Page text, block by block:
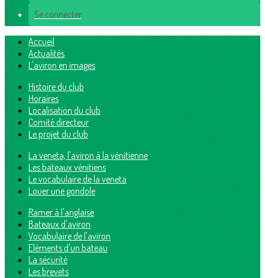
Se connecter
Accueil
Actualités
L'aviron en images
Histoire du club
Horaires
Localisation du club
Comité directeur
Le projet du club
La veneta, l'aviron à la vénitienne
Les bateaux vénitiens
Le vocabulaire de la veneta
Louer une gondole
Ramer à l'anglaise
Bateaux d'aviron
Vocabulaire de l'aviron
Eléments d'un bateau
La sécurité
Les brevets